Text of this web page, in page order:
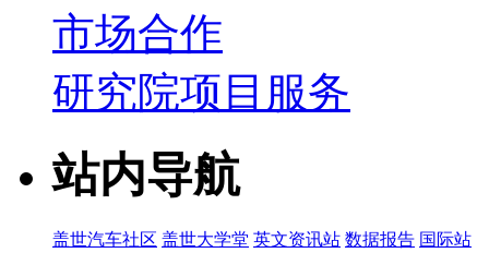
市场合作
研究院项目服务
站内导航
盖世汽车社区 盖世大学堂 英文资讯站 数据报告 国际站